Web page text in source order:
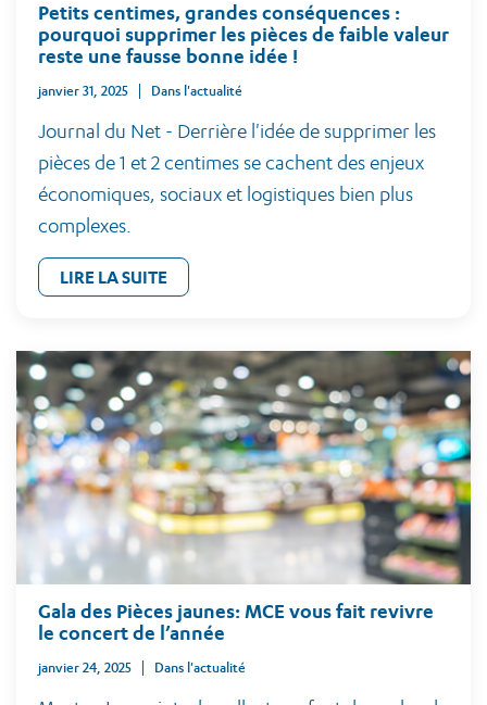
Petits centimes, grandes conséquences :
pourquoi supprimer les pièces de faible valeur
reste une fausse bonne idée !
janvier 31, 2025 Dans l'actualité
Journal du Net - Derrière l'idée de supprimer les
pièces de 1 et 2 centimes se cachent des enjeux
économiques, sociaux et logistiques bien plus
complexes.
LIRE LA SUITE
Gala des Pièces jaunes: MCE vous fait revivre
le concert de l’année
janvier 24, 2025 Dans l'actualité